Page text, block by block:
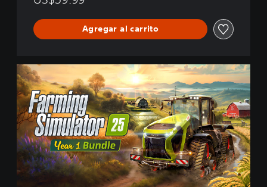
Agregar al carrito
S
2
5
:
Y
e
a
1